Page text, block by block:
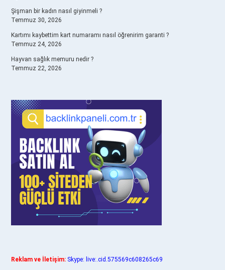
Şişman bir kadın nasıl giyinmeli ?
Temmuz 30, 2026
Kartımı kaybettim kart numaramı nasıl öğrenirim garanti ?
Temmuz 24, 2026
Hayvan sağlık memuru nedir ?
Temmuz 22, 2026
Reklam ve İletişim: Skype: live:.cid.575569c608265c69